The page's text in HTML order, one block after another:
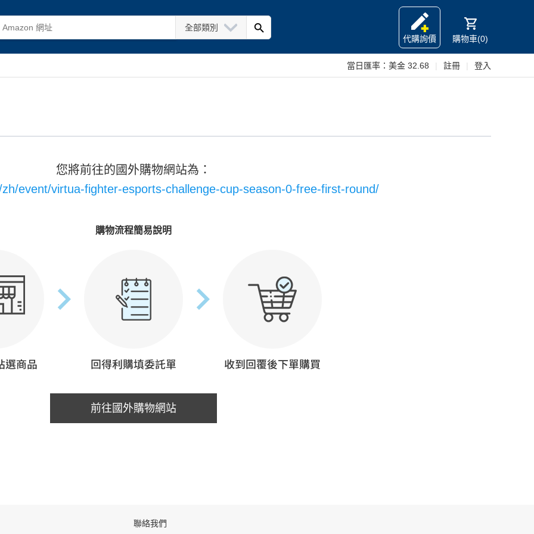
全部類別
代購詢價
購物車(0)
當日匯率： 美金 32.68 註冊 登入
您將前往的國外購物網站為：
event/virtua-fighter-esports-challenge-cup-season-0-free-first-round/
購物流程簡易說明
前往國外購物網站
聯絡我們